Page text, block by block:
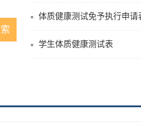
体质健康测试免予执行申请
学生体质健康测试表